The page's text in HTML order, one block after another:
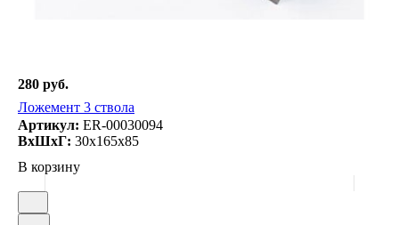
280 руб.
Ложемент 3 ствола
Артикул: ER-00030094
ВxШxГ: 30x165x85
В корзину